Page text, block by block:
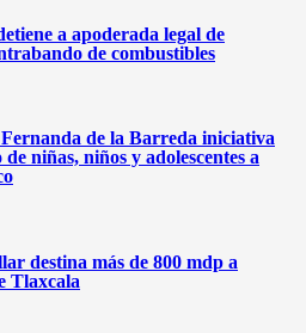
a apoderada legal de
de combustibles
de la Barreda iniciativa
niñas, niños y adolescentes a
destina más de 800 mdp a
Tlaxcala